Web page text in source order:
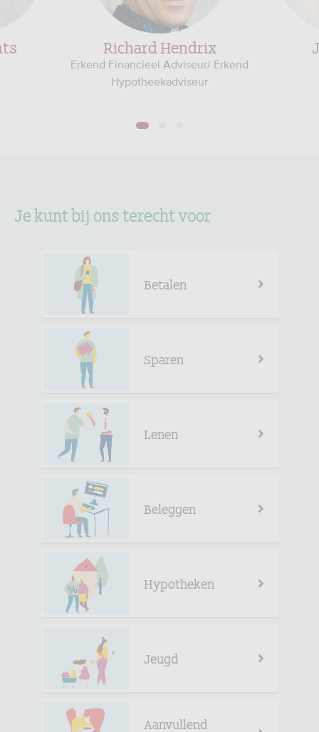
Richard Hendrix
Erkend Financieel Adviseur/ Erkend
Hypotheekadviseur
1
Je kunt bij ons terecht voor
Betalen
Sparen
Lenen
Beleggen
Hypotheken
Jeugd
Aanvullend